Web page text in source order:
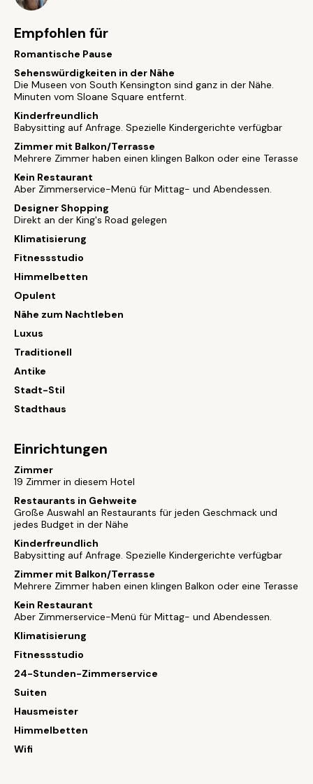
Empfohlen für
Romantische Pause
Sehenswürdigkeiten in der Nähe
Die Museen von South Kensington sind ganz in der Nähe.
Minuten vom Sloane Square entfernt.
Kinderfreundlich
Babysitting auf Anfrage. Spezielle Kindergerichte verfügbar
Zimmer mit Balkon/Terrasse
Mehrere Zimmer haben einen klingen Balkon oder eine Terasse
Kein Restaurant
Aber Zimmerservice-Menü für Mittag- und Abendessen.
Designer Shopping
Direkt an der King's Road gelegen
Klimatisierung
Fitnessstudio
Himmelbetten
Opulent
Nähe zum Nachtleben
Luxus
Traditionell
Antike
Stadt-Stil
Stadthaus
Einrichtungen
Zimmer
19 Zimmer in diesem Hotel
Restaurants in Gehweite
Große Auswahl an Restaurants für jeden Geschmack und
jedes Budget in der Nähe
Kinderfreundlich
Babysitting auf Anfrage. Spezielle Kindergerichte verfügbar
Zimmer mit Balkon/Terrasse
Mehrere Zimmer haben einen klingen Balkon oder eine Terasse
Kein Restaurant
Aber Zimmerservice-Menü für Mittag- und Abendessen.
Klimatisierung
Fitnessstudio
24-Stunden-Zimmerservice
Suiten
Hausmeister
Himmelbetten
Wifi